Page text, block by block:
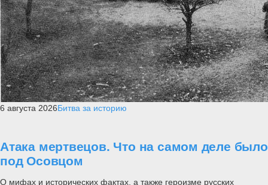
6 августа 2026Битва за историю
Атака мертвецов. Что на самом деле было
под Осовцом
О мифах и исторических фактах, а также героизме русских